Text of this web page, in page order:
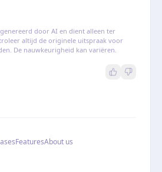
door AI en dient alleen ter
altijd de originele uitspraak voor
De nauwkeurigheid kan variëren.
FeaturesAbout us